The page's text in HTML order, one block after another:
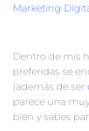
Marketing
Dentro de mis
preferidas se
(además de ser
parece una
bien y sabes